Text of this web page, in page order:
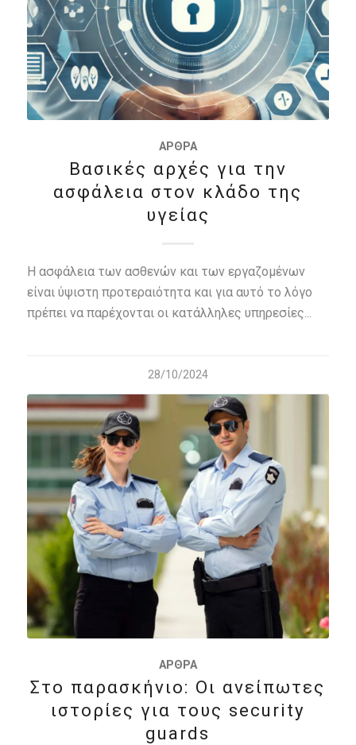
ΆΡΘΡΑ
Βασικές αρχές για την
ασφάλεια στον κλάδο της
υγείας
Η ασφάλεια των ασθενών και των εργαζομένων
είναι ύψιστη προτεραιότητα και για αυτό το λόγο
πρέπει να παρέχονται οι κατάλληλες υπηρεσίες...
28/10/2024
ΆΡΘΡΑ
Στο παρασκήνιο: Οι ανείπωτες
ιστορίες για τους security
guards